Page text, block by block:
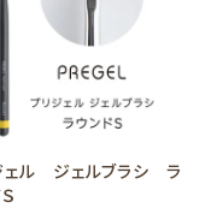
ェル ジェルブラシ ラ